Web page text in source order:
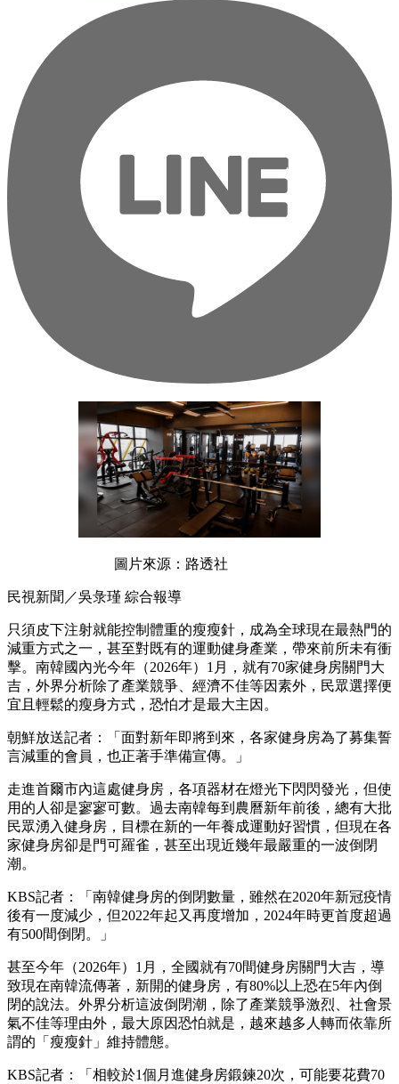
圖片來源：路透社
民視新聞／吳彔瑾 綜合報導
只須皮下注射就能控制體重的瘦瘦針，成為全球現在最熱門的
減重方式之一，甚至對既有的運動健身產業，帶來前所未有衝
擊。南韓國內光今年（2026年）1月，就有70家健身房關門大
吉，外界分析除了產業競爭、經濟不佳等因素外，民眾選擇便
宜且輕鬆的瘦身方式，恐怕才是最大主因。
朝鮮放送記者：「面對新年即將到來，各家健身房為了募集誓
言減重的會員，也正著手準備宣傳。」
走進首爾市內這處健身房，各項器材在燈光下閃閃發光，但使
用的人卻是寥寥可數。過去南韓每到農曆新年前後，總有大批
民眾湧入健身房，目標在新的一年養成運動好習慣，但現在各
家健身房卻是門可羅雀，甚至出現近幾年最嚴重的一波倒閉
潮。
KBS記者：「南韓健身房的倒閉數量，雖然在2020年新冠疫情
後有一度減少，但2022年起又再度增加，2024年時更首度超過
有500間倒閉。」
甚至今年（2026年）1月，全國就有70間健身房關門大吉，導
致現在南韓流傳著，新開的健身房，有80%以上恐在5年內倒
閉的說法。外界分析這波倒閉潮，除了產業競爭激烈、社會景
氣不佳等理由外，最大原因恐怕就是，越來越多人轉而依靠所
謂的「瘦瘦針」維持體態。
KBS記者：「相較於1個月進健身房鍛鍊20次，可能要花費70